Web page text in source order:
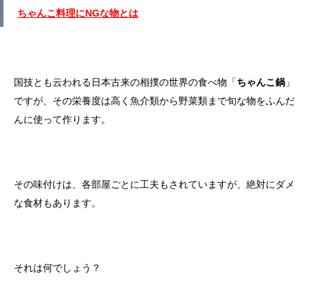
ちゃんこ料理にNGな物とは
国技とも云われる日本古来の相撲の世界の食べ物「ちゃんこ鍋 」
ですが、その栄養度は高く魚介類から野菜類まで旬な物をふんだ
んに使って作ります。
その味付けは、各部屋ごとに工夫もされていますが、絶対にダメ
な食材もあります。
それは何でしょう？